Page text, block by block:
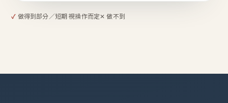
✓ 做得到部分／短期 視操作而定✕ 做不到